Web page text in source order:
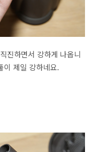
진하면서 강하게 나옵니
이 제일 강하네요.